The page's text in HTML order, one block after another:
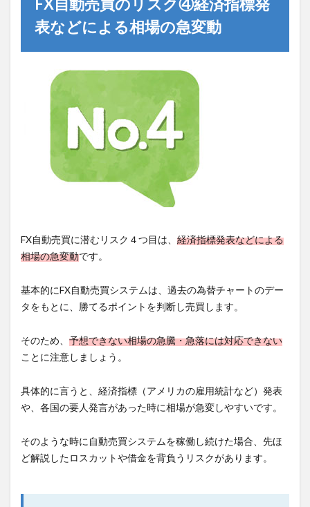
表などによる相場の急変動
FX自動売買に潜むリスク４つ目は、 経済指標発表などによる
相場の急変動です。
基本的にFX自動売買システムは、過去の為替チャートのデー
タをもとに、勝てるポイントを判断し売買します。
そのため、 予想できない相場の急騰・急落には対応できない
ことに注意しましょう。
具体的に言うと、経済指標（アメリカの雇用統計など）発表
や、各国の要人発言があった時に相場が急変しやすいです。
そのような時に自動売買システムを稼働し続けた場合、先ほ
ど解説したロスカットや借金を背負うリスクがあります。